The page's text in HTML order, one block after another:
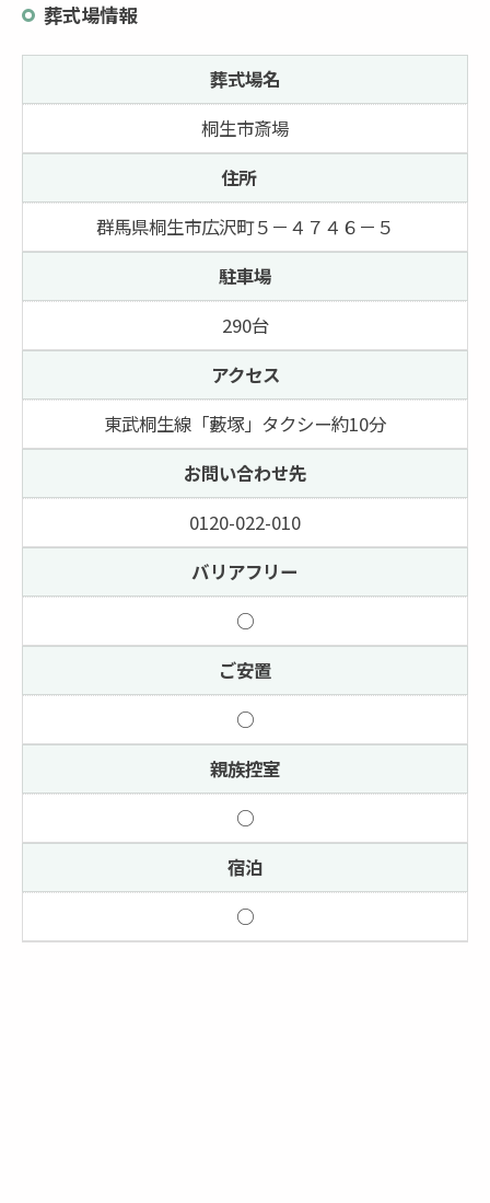
葬式場情報
葬式場名
桐生市斎場
住所
群馬県桐生市広沢町５－４７４６－５
駐車場
290台
アクセス
東武桐生線「藪塚」タクシー約10分
お問い合わせ先
0120-022-010
バリアフリー
○
ご安置
○
親族控室
○
宿泊
○